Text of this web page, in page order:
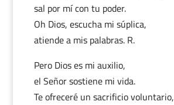
sal por mí con tu poder.
Oh Dios, escucha mi súplica,
atiende a mis palabras. R.
Pero Dios es mi auxilio,
el Señor sostiene mi vida.
Te ofreceré un sacrificio voluntario,